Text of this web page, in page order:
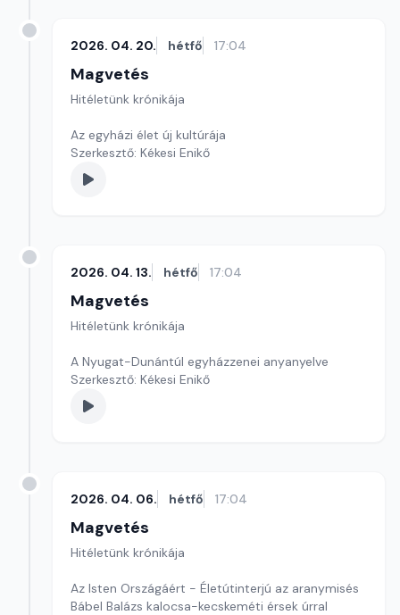
2026. 04. 20. hétfő 17:04
Magvetés
Hitéletünk krónikája
Az egyházi élet új kultúrája
Szerkesztő: Kékesi Enikő
2026. 04. 13. hétfő 17:04
Magvetés
Hitéletünk krónikája
A Nyugat-Dunántúl egyházzenei anyanyelve
Szerkesztő: Kékesi Enikő
2026. 04. 06. hétfő 17:04
Magvetés
Hitéletünk krónikája
Az Isten Országáért - Életútinterjú az aranymisés
Bábel Balázs kalocsa-kecskeméti érsek úrral